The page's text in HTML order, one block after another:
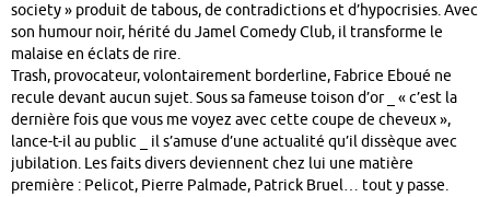
society » produit de tabous, de contradictions et d’hypocrisies. Avec
son humour noir, hérité du Jamel Comedy Club, il transforme le
malaise en éclats de rire.
Trash, provocateur, volontairement borderline, Fabrice Eboué ne
recule devant aucun sujet. Sous sa fameuse toison d’or _ « c’est la
dernière fois que vous me voyez avec cette coupe de cheveux »,
lance-t-il au public _ il s’amuse d’une actualité qu’il dissèque avec
jubilation. Les faits divers deviennent chez lui une matière
première : Pelicot, Pierre Palmade, Patrick Bruel… tout y passe.